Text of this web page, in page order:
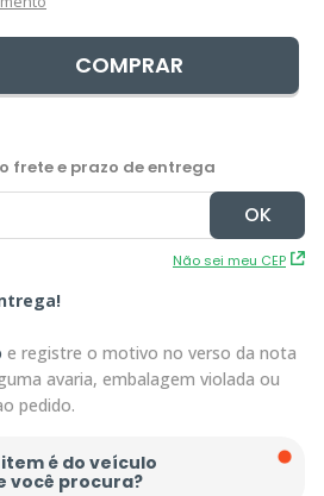
COMPRAR
Não sei meu CEP
e registre o motivo no verso da nota
avaria, embalagem violada ou
pedido.
item é do veículo
você procura?